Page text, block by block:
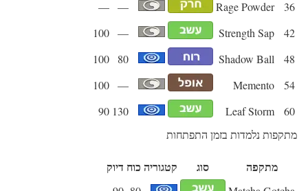
36
Rage Powder
—
—
42
Strength Sap
—
100
48
Shadow Ball
80
100
54
Memento
—
100
60
Leaf Storm
130
90
מתקפות נלמדות בזמן התפתחות
מתקפה סוג קטגוריה כוח דיוק